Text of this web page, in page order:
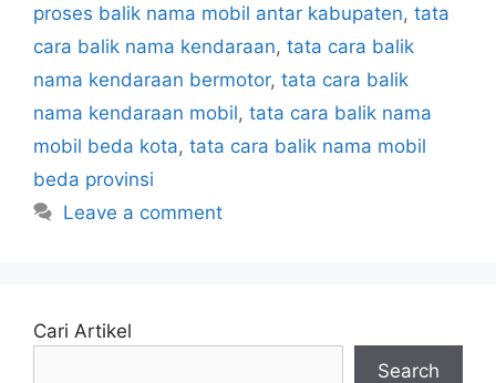
proses balik nama mobil antar kabupaten, tata
cara balik nama kendaraan, tata cara balik
nama kendaraan bermotor, tata cara balik
nama kendaraan mobil, tata cara balik nama
mobil beda kota, tata cara balik nama mobil
beda provinsi
Leave a comment
Cari Artikel
Search